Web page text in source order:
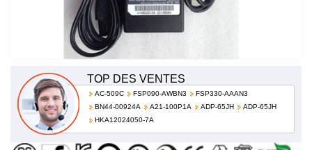
TOP DES VENTES
AC-509C FSP090-AWBN3
FSP330-AAAN3
BN44-00924A
A21-100P1A ADP-65JH
ADP-65JH
HKA12024050-7A